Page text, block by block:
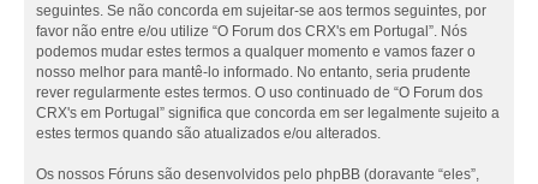
seguintes. Se não concorda em sujeitar-se aos termos seguintes, por
favor não entre e/ou utilize “O Forum dos CRX's em Portugal”. Nós
podemos mudar estes termos a qualquer momento e vamos fazer o
nosso melhor para mantê-lo informado. No entanto, seria prudente
rever regularmente estes termos. O uso continuado de “O Forum dos
CRX's em Portugal” significa que concorda em ser legalmente sujeito a
estes termos quando são atualizados e/ou alterados.
Os nossos Fóruns são desenvolvidos pelo phpBB (doravante “eles”,